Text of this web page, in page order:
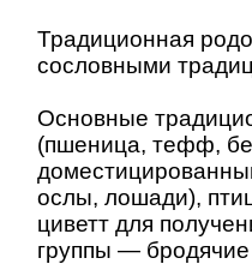
Традиционная
сословными
Основные
(пшеница, тефф,
ослы, лошади),
циветт для
группы —